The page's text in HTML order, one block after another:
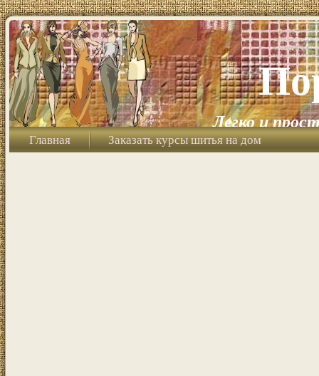
Легко и
Главная Заказать курсы шитья на дом